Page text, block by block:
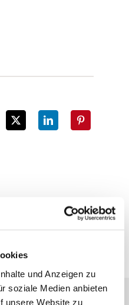
und Anzeigen zu
soziale Medien anbieten
unsere Website zu